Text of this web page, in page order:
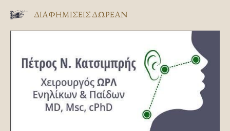
ΔΙΑΦΗΜΊΣΕΙΣ ΔΩΡΕΆΝ